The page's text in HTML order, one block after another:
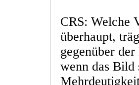
CRS: Welche
überhaupt,
gegenüber
wenn das Bild